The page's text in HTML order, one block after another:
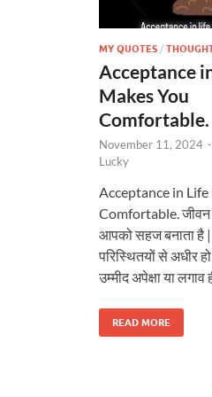
MY QUOTES /
Acceptance
Makes You
Comfortable.
November 11, 2024 -
Lucky
Acceptance in Life
Comfortable. जीवन
आपको सहज बनाता है
परिस्थितयों से अधीर
उम्मीद अपेक्षा या लगाव
READ MORE